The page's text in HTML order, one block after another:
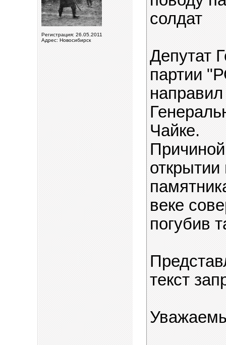
Регистрация: 26.05.2011
Адрес: Новосибирск
солдат
Депутат
партии
направил
Чайке.
веке
погубив
текст